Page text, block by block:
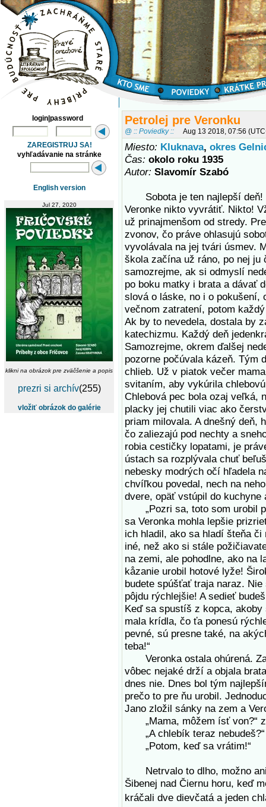
login|password
ZAREGISTRUJ SA!
vyhľadávanie na stránke
English version
Jul 27, 2020
klikni na obrázok pre zväčšenie a popis
prezri si archív(255)
vložiť obrázok do galérie
Petrolej pre Veronku
@ :: Poviedky :: Aug 13 2018, 07:56
Miesto: Kluknava, okres
Čas: okolo roku 1935
Autor: Slavomír Szabó
Sobota je ten najlepší deň!
Veronke nikto vyvrátiť. Nikto!
už prinajmenšom od stredy.
zvonov, čo práve ohlasujú
vyvolávala na jej tvári úsmev.
škola začína už ráno, po nej ju
samozrejme, ak si odmyslí
po boku matky i brata a dávať
slová o láske, no i o pokušení,
večnom zatratení, potom
Ak by to nevedela, dostala by
katechizmu. Každý deň
Samozrejme, okrem ďalšej
pozorne počúvala kázeň. Tým
chlieb. Už v piatok večer
svitaním, aby vykúrila
Chlebová pec bola ozaj veľká,
placky jej chutili viac ako
priam milovala. A dnešný deň,
čo zaliezajú pod nechty a
robia cestičky lopatami, je
ústach sa rozplývala chuť
nebesky modrých očí hľadela
chvíľkou povedal, nech na
dvere, opäť vstúpil do
„Pozri sa, toto som urobil
sa Veronka mohla lepšie
ich hladil, ako sa hladí šteňa či
iné, než ako si stále
na zemi, ale pohodlne, ako na
kåzanie urobil hotové lyže!
budete spúšťať traja naraz.
pôjdu rýchlejšie! A sedieť
Keď sa spustíš z kopca,
mala krídla, čo ťa ponesú
pevné, sú presne také, na
teba!“
Veronka ostala ohúrená.
vôbec nejaké drží a objala
dnes nie. Dnes bol tým
prečo to pre ňu urobil.
Jano zložil sánky na zem a
„Mama, môžem ísť von?“
„A chlebík teraz nebudeš?“
„Potom, keď sa vrátim!“
Netrvalo to dlho, možno ani
Šibenej nad Čiernu horu, keď
kráčali dve dievčatá a jeden